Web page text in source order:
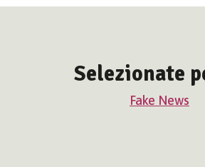
Selezionate
Fake News